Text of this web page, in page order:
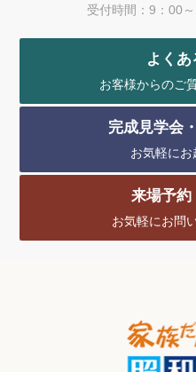
受付時間：9：00
よくあ
お客様からのご
完成見学会
お気軽に
来場予約
お気軽にお問